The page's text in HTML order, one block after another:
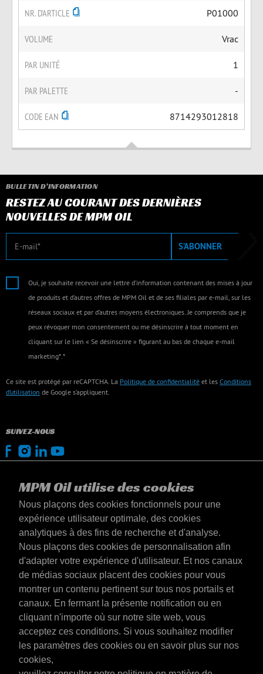
MPM Oil utilise des cookies
Nous plaçons des cookies fonctionnels pour une
expérience utilisateur optimale, des cookies
analytiques à des fins de recherche et d'analyse.
Nous plaçons des cookies de personnalisation afin
d'adapter votre expérience d'utilisateur. Et nos canaux
de médias sociaux placent des cookies pour vous
montrer un contenu pertinent sur tous nos portails et
canaux. En fermant la présente notification ou en
cliquant n'importe où sur notre site web, vous
acceptez ces conditions. Si vous souhaitez modifier
les paramètres des cookies ou en savoir plus sur nos
cookies,
NR. D'ARTICLE P01000
VOLUME Vrac
PAR UNITÉ 1
PAR PALETTE -
CODE EAN 8714293012818
BULLETIN D’INFORMATION
RESTEZ AU COURANT DES DERNIÈRES
NOUVELLES DE MPM OIL
E-mail S’ABONNER
Oui, je souhaite recevoir une lettre d’information contenant des mises à jour
de produits et d’autres offres de MPM Oil et de ses filiales par e-mail, sur les
réseaux sociaux et par d’autres moyens électroniques. Je comprends que je
peux révoquer mon consentement ou me désinscrire à tout moment en
cliquant sur le lien « Se désinscrire » figurant au bas de chaque e-mail
marketing*.*
Ce site est protégé par reCAPTCHA. La Politique de confidentialité et les Conditions
d’utilisation de Google s’appliquent.
SUIVEZ-NOUS
Luxembourg
Contact
Conditions générales
Conditions de livraison
Déclaration de confidentialité